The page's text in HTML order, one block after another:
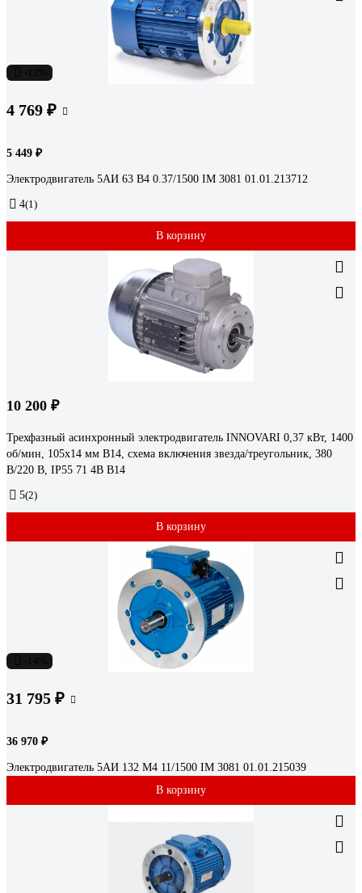
4 769 ₽
5 449 ₽
Электродвигатель 5АИ 63 В4 0.37/1500 IM 3081 01.01.213712
4(1)
В корзину
10 200 ₽
Трехфазный асинхронный электродвигатель INNOVARI 0,37 кВт, 1400
об/мин, 105х14 мм B14, схема включения звезда/треугольник, 380
В/220 В, IP55 71 4B B14
5(2)
В корзину
31 795 ₽
36 970 ₽
Электродвигатель 5АИ 132 М4 11/1500 IM 3081 01.01.215039
В корзину